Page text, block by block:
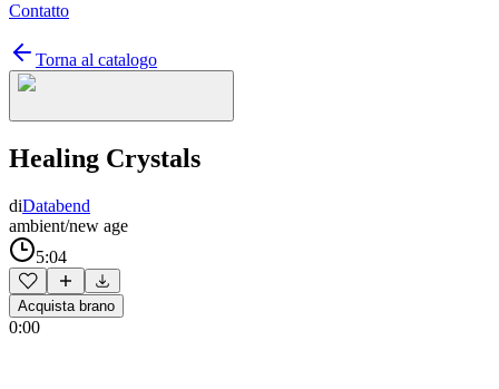
Contatto
Torna al catalogo
Healing Crystals
diDatabend
ambient/new age
5:04
Acquista brano
0:00